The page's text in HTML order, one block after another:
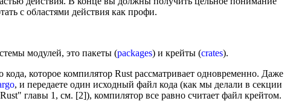
с областями действия как профи.
модулей, это пакеты (packages) и крейты (crates).
которое компилятор Rust рассматривает одновременно. Даже
, и передаете один исходный файл кода (как мы делали в секции
главы 1, см. [2]), компилятор все равно считает файл крейтом.